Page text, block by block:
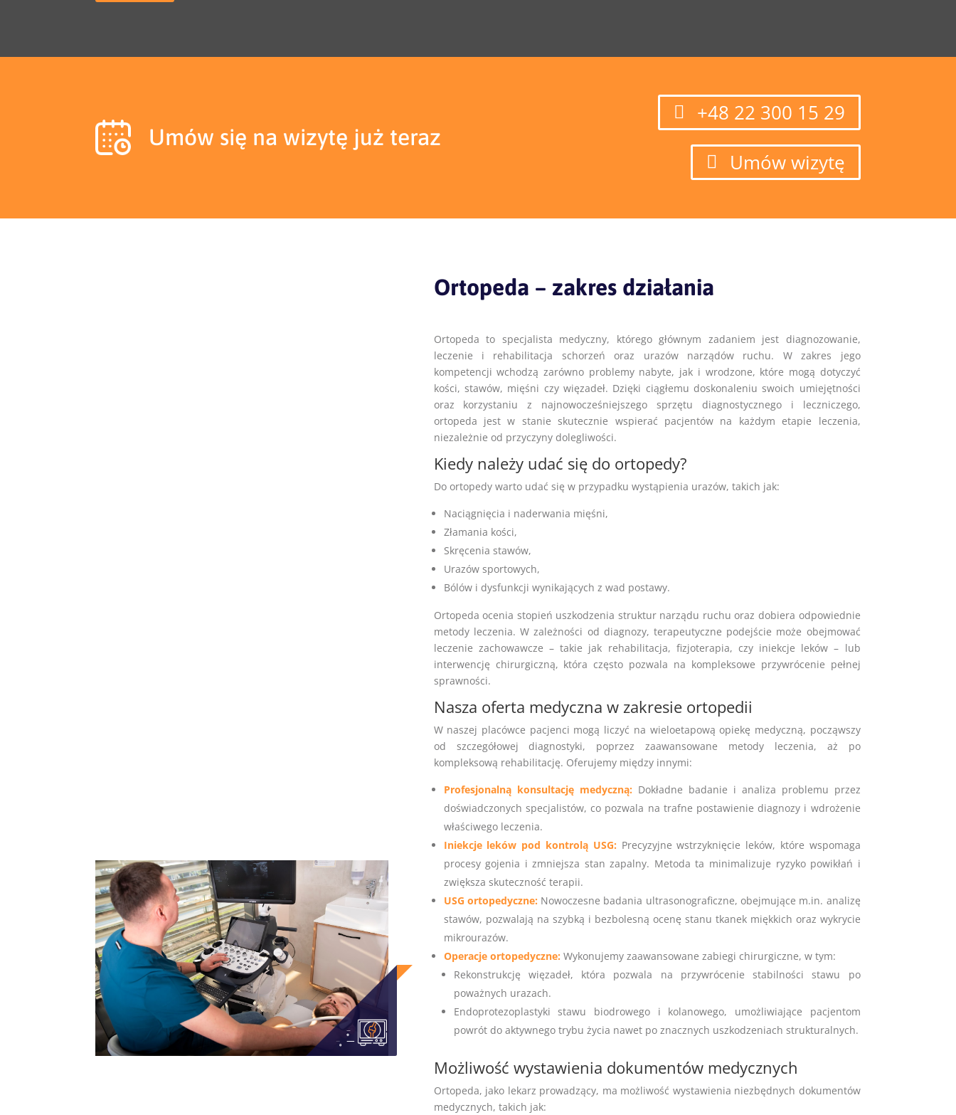
Umów się na wizytę już teraz
+48 22 300 15 29
Umów wizytę
Ortopeda – zakres działania
Ortopeda to specjalista medyczny, którego głównym zadaniem jest diagnozowanie,
leczenie i rehabilitacja schorzeń oraz urazów narządów ruchu. W zakres jego
kompetencji wchodzą zarówno problemy nabyte, jak i wrodzone, które mogą dotyczyć
kości, stawów, mięśni czy więzadeł. Dzięki ciągłemu doskonaleniu swoich umiejętności
oraz korzystaniu z najnowocześniejszego sprzętu diagnostycznego i leczniczego,
ortopeda jest w stanie skutecznie wspierać pacjentów na każdym etapie leczenia,
niezależnie od przyczyny dolegliwości.
Kiedy należy udać się do ortopedy?
Do ortopedy warto udać się w przypadku wystąpienia urazów, takich jak:
Naciągnięcia i naderwania mięśni,
Złamania kości,
Skręcenia stawów,
Urazów sportowych,
Bólów i dysfunkcji wynikających z wad postawy.
Ortopeda ocenia stopień uszkodzenia struktur narządu ruchu oraz dobiera odpowiednie
metody leczenia. W zależności od diagnozy, terapeutyczne podejście może obejmować
leczenie zachowawcze – takie jak rehabilitacja, fizjoterapia, czy iniekcje leków – lub
interwencję chirurgiczną, która często pozwala na kompleksowe przywrócenie pełnej
sprawności.
Nasza oferta medyczna w zakresie ortopedii
W naszej placówce pacjenci mogą liczyć na wieloetapową opiekę medyczną, począwszy
od szczegółowej diagnostyki, poprzez zaawansowane metody leczenia, aż po
kompleksową rehabilitację. Oferujemy między innymi:
Profesjonalną konsultację medyczną: Dokładne badanie i analiza problemu przez
doświadczonych specjalistów, co pozwala na trafne postawienie diagnozy i wdrożenie
właściwego leczenia.
Iniekcje leków pod kontrolą USG: Precyzyjne wstrzyknięcie leków, które wspomaga
procesy gojenia i zmniejsza stan zapalny. Metoda ta minimalizuje ryzyko powikłań i
zwiększa skuteczność terapii.
USG ortopedyczne: Nowoczesne badania ultrasonograficzne, obejmujące m.in. analizę
stawów, pozwalają na szybką i bezbolesną ocenę stanu tkanek miękkich oraz wykrycie
mikrourazów.
Operacje ortopedyczne: Wykonujemy zaawansowane zabiegi chirurgiczne, w tym:
Rekonstrukcję więzadeł, która pozwala na przywrócenie stabilności stawu po
poważnych urazach.
Endoprotezoplastyki stawu biodrowego i kolanowego, umożliwiające pacjentom
powrót do aktywnego trybu życia nawet po znacznych uszkodzeniach strukturalnych.
Możliwość wystawienia dokumentów medycznych
Ortopeda, jako lekarz prowadzący, ma możliwość wystawienia niezbędnych dokumentów
medycznych, takich jak: